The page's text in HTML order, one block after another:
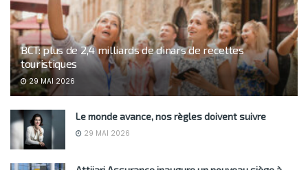
BCT: plus de 2,4 milliards de dinars de recettes
touristiques
29 MAI 2026
Le monde avance, nos règles doivent suivre
29 MAI 2026